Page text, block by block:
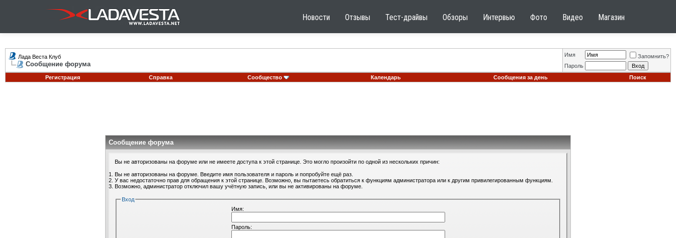
Новости Отзывы Тест-драйвы Обзоры Интервью Фото Видео Магазин
Лада Веста Клуб
Сообщение форума
Имя
Запомнить?
Пароль
Регистрация
Справка Сообщество Календарь Сообщения за день Поиск
Сообщение форума
Вы не авторизованы на форуме или не имеете доступа к этой странице. Это могло произойти по одной из нескольких причин:
Вы не авторизованы на форуме. Введите имя пользователя и пароль и попробуйте ещё раз.
У вас недостаточно прав для обращения к этой странице. Возможно, вы пытаетесь обратиться к функциям администратора или к другим привилегированным функциям.
Возможно, администратор отключил вашу учётную запись, или вы не активированы на форуме.
Вход
Имя:
Пароль: